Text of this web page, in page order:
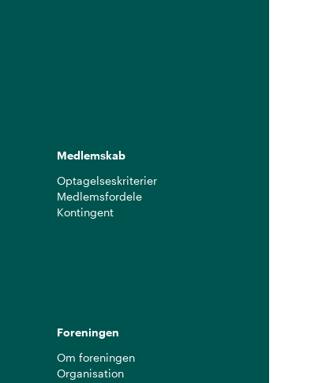
Medlemskab
Optagelseskriterier
Medlemsfordele
Kontingent
Foreningen
Om foreningen
Organisation